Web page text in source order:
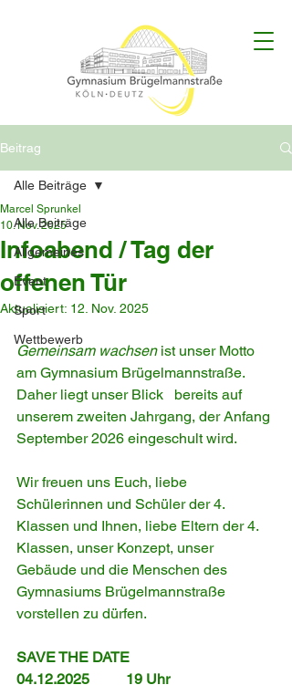
Beitrag
Alle Beiträge
Allgemeines
Event
Sport
Wettbewerb
Alle Beiträge
Infoabend / Tag der
offenen Tür
Marcel Sprunkel
10. Nov. 2025
Aktualisiert: 12. Nov. 2025
Gemeinsam wachsen ist unser Motto
am Gymnasium Brügelmannstraße.
Daher liegt unser Blick   bereits auf
unserem zweiten Jahrgang, der Anfang
September 2026 eingeschult wird.
Wir freuen uns Euch, liebe
Schülerinnen und Schüler der 4.
Klassen und Ihnen, liebe Eltern der 4.
Klassen, unser Konzept, unser
Gebäude und die Menschen des
Gymnasiums Brügelmannstraße
vorstellen zu dürfen.
SAVE THE DATE